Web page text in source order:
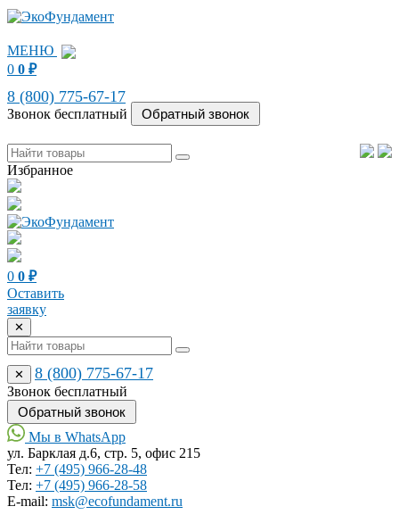
МЕНЮ
0 0 ₽
8 (800) 775-67-17
Звонок бесплатный
Избранное
0 0 ₽
Оставить
заявку
✕
✕ 8 (800) 775-67-17
Звонок бесплатный
Мы в WhatsApp
ул. Барклая д.6, стр. 5, офис 215
Тел: +7 (495) 966-28-48
Тел: +7 (495) 966-28-58
Е-mail: msk@ecofundament.ru